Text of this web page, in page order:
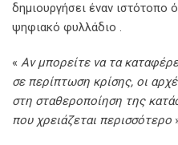
δημιουργήσει έναν ιστότοπο
ψηφιακό φυλλάδιο .
« Αν μπορείτε να τα
σε περίπτωση κρίσης, οι
στη σταθεροποίηση της
που χρειάζεται περισσότερο